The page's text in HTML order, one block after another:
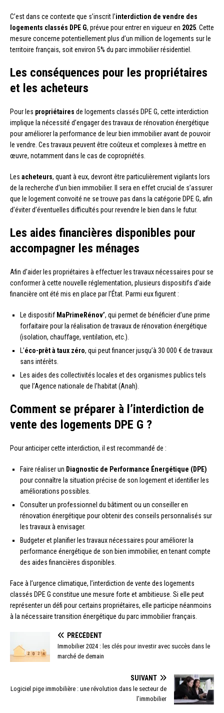
C’est dans ce contexte que s’inscrit l’interdiction de vendre des
logements classés DPE G, prévue pour entrer en vigueur en 2025 . Cette
mesure concerne potentiellement plus d’un million de logements sur le
territoire français, soit environ 5% du parc immobilier résidentiel.
Les conséquences pour les propriétaires
et les acheteurs
Pour les propriétaires de logements classés DPE G, cette interdiction
implique la nécessité d’engager des travaux de rénovation énergétique
pour améliorer la performance de leur bien immobilier avant de pouvoir
le vendre. Ces travaux peuvent être coûteux et complexes à mettre en
œuvre, notamment dans le cas de copropriétés.
Les acheteurs, quant à eux, devront être particulièrement vigilants lors
de la recherche d’un bien immobilier. Il sera en effet crucial de s’assurer
que le logement convoité ne se trouve pas dans la catégorie DPE G, afin
d’éviter d’éventuelles difficultés pour revendre le bien dans le futur.
Les aides financières disponibles pour
accompagner les ménages
Afin d’aider les propriétaires à effectuer les travaux nécessaires pour se
conformer à cette nouvelle réglementation, plusieurs dispositifs d’aide
financière ont été mis en place par l’État. Parmi eux figurent :
Le dispositif MaPrimeRénov’, qui permet de bénéficier d’une prime
forfaitaire pour la réalisation de travaux de rénovation énergétique
(isolation, chauffage, ventilation, etc.).
L’éco-prêt à taux zéro, qui peut financer jusqu’à 30 000 € de travaux
sans intérêts.
Les aides des collectivités locales et des organismes publics tels
que l’Agence nationale de l’habitat (Anah).
Comment se préparer à l’interdiction de
vente des logements DPE G ?
Pour anticiper cette interdiction, il est recommandé de :
Faire réaliser un Diagnostic de Performance Énergétique (DPE)
pour connaître la situation précise de son logement et identifier les
améliorations possibles.
Consulter un professionnel du bâtiment ou un conseiller en
rénovation énergétique pour obtenir des conseils personnalisés sur
les travaux à envisager.
Budgeter et planifier les travaux nécessaires pour améliorer la
performance énergétique de son bien immobilier, en tenant compte
des aides financières disponibles.
Face à l’urgence climatique, l’interdiction de vente des logements
classés DPE G constitue une mesure forte et ambitieuse. Si elle peut
représenter un défi pour certains propriétaires, elle participe néanmoins
à la nécessaire transition énergétique du parc immobilier français.
PRÉCÉDENT
Immobilier 2024 : les clés pour investir avec succès dans le
marché de demain
SUIVANT
Logiciel pige immobilière : une révolution dans le secteur de
l’immobilier